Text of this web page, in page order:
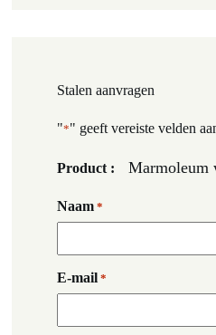
Stalen aanvragen
"*" geeft vereiste velden
Product : Marmoleum
Naam *
E-mail *